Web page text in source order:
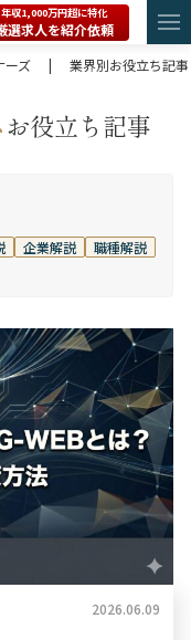
年収1,000万円超に特化
選求人を紹介依頼
ーズ
| 業界別お役立ち記事
お役立ち記事
企業解説
職種解説
2026.06.09